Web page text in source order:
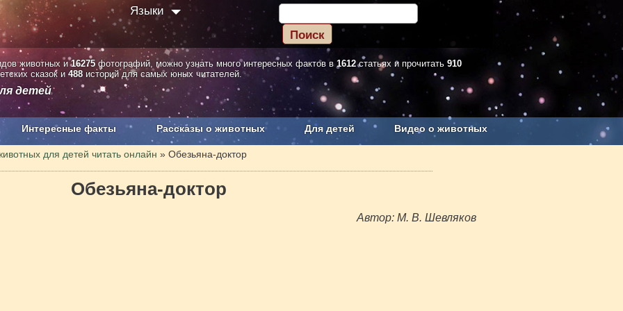
Языки
животных и16275 фотографий, можно узнать много интересных фактов в 1612статьях и прочитать 910
сказок и 488 историй для самых юных читателей.
детей
Интересные факты Рассказы о животных Для детей Видео о животных
рекламы О проекте
для детей читать онлайн » Обезьяна-доктор
Обезьяна-доктор
Автор: М. В. Шевляков